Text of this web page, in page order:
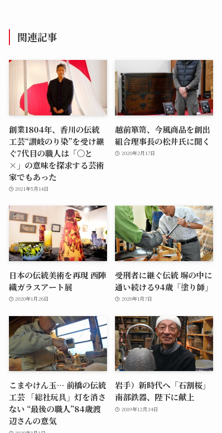
関連記事
創業1804年、香川の伝統
工芸“讃岐のり染”を受け継
ぐ7代目の職人は「〇と
×」の意味を探求する芸術
家でもあった
2021年5月14日
越前箪笥、今風商品を創出
組合理事長の松井氏に聞く
2020年2月17日
日本の伝統美術を再現 西陣
織ガラスアート展
2020年1月26日
受刑者に継ぐ伝統 塀の中に
通い続ける94歳「塗り師」
2020年1月7日
こまやけん玉… 前橋の伝統
工芸 「総社玩具」灯を消さ
ない “最後の職人”84歳渡
辺さんの意気
岩手）新時代へ「石割桜」
南部鉄器、陛下に献上
2019年12月24日